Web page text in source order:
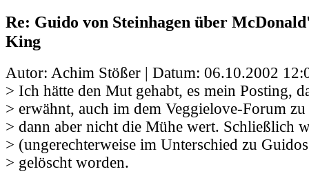
Re: Guido von Steinhagen über
King
Autor: Achim Stößer | Datum: 06.10.2002
> Ich hätte den Mut gehabt, es mein Posting,
> erwähnt, auch im dem Veggielove-Forum
> dann aber nicht die Mühe wert. Schließlich
> (ungerechterweise im Unterschied zu
> gelöscht worden.